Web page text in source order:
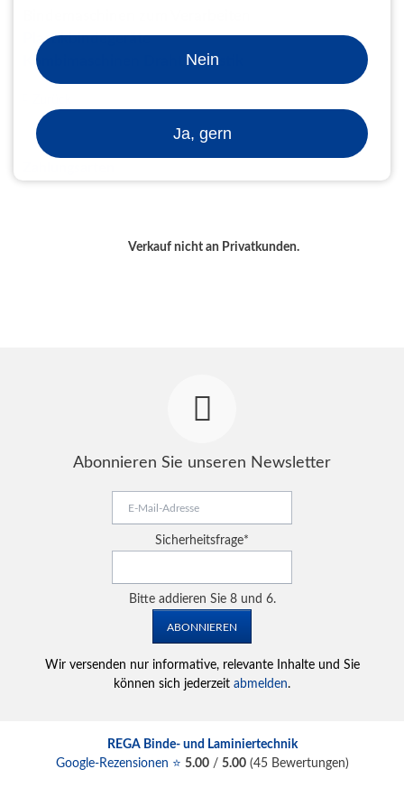
Plastikbindegeräte
Kombimaschinen Draht / Plastik
Verkauf nicht an Privatkunden.
Abonnieren Sie unseren Newsletter
Adresse
Pflichtfeld
Sicherheitsfrage*
Bitte addieren Sie 8 und 6.
ABONNIEREN
Wir versenden nur informative, relevante Inhalte und Sie
können sich jederzeit abmelden.
REGA Binde- und Laminiertechnik
Google-Rezensionen ⭐ 5.00/ 5.00(45Bewertungen)
Nein
Ja, gern